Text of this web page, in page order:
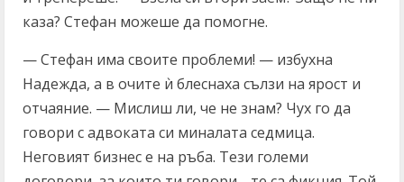
каза? Стефан можеше да помогне.
— Стефан има своите проблеми! — избухна
Надежда, а в очите ѝ блеснаха сълзи на ярост и
отчаяние. — Мислиш ли, че не знам? Чух го да
говори с адвоката си миналата седмица.
Неговият бизнес е на ръба. Тези големи